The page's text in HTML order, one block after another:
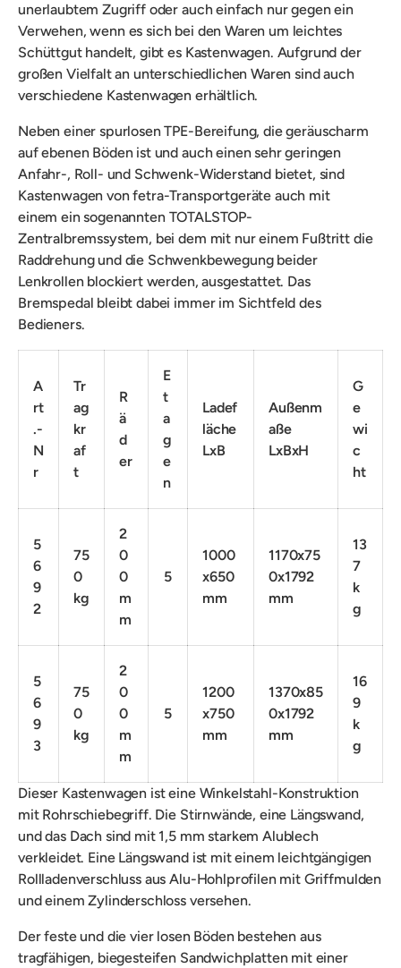
unerlaubtem Zugriff oder auch einfach nur gegen ein
Verwehen, wenn es sich bei den Waren um leichtes
Schüttgut handelt, gibt es Kastenwagen. Aufgrund der
großen Vielfalt an unterschiedlichen Waren sind auch
verschiedene Kastenwagen erhältlich.
Nebeneiner spurlosen TPE-Bereifung, diegeräuscharm
auf ebenen Böden ist und auch einen sehr geringen
Anfahr-, Roll- und Schwenk-Widerstand bietet, sind
Kastenwagen von fetra-Transportgeräte auch mit
einemein sogenannten TOTALSTOP-
Zentralbremssystem, bei dem mit nur einem Fußtritt die
Raddrehung und die Schwenkbewegung beider
Lenkrollen blockiert werden, ausgestattet. Das
Bremspedal bleibt dabei immer im Sichtfeld des
Bedieners.
A
rt
.-
N
r
Tr
ag
kr
af
t
R
ä
d
er
E
t
a
g
e
n
Ladef
läche
LxB
Außenm
aße
LxBxH
G
e
wi
c
ht
5
6
9
2
75
0
kg
2
0
0
m
m
5
1000
x650
mm
1170x75
0x1792
mm
13
7
k
g
5
6
9
3
75
0
kg
2
0
0
m
m
5
1200
x750
mm
1370x85
0x1792
mm
16
9
k
g
Dieser Kastenwagen ist eine Winkelstahl-Konstruktion
mit Rohrschiebegriff. Die Stirnwände, eine Längswand,
und das Dach sind mit 1,5 mm starkem Alublech
verkleidet. Eine Längswand ist mit einem leichtgängigen
Rollladenverschluss aus Alu-Hohlprofilen mit Griffmulden
und einem Zylinderschloss versehen.
Der feste und die vier losen Böden bestehen aus
tragfähigen, biegesteifen Sandwichplatten mit einer